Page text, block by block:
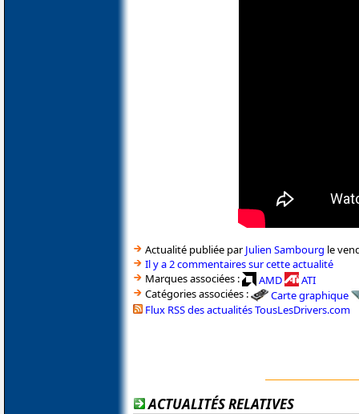
Actualité publiée parJulien Sambourg le
Il y a 2 commentaires sur cette actualité
Marques associées :
AMD
ATI
Catégories associées :
Carte graphique
Flux RSS des actualités TousLesDrivers.com
ACTUALITÉS RELATIVES